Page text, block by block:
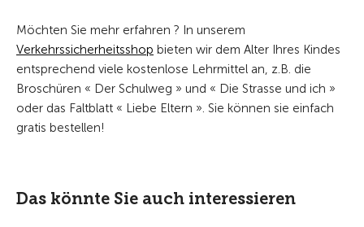
Möchten Sie mehr erfahren ? In unserem
Verkehrssicherheitsshop bieten wir dem Alter Ihres Kindes
entsprechend viele kostenlose Lehrmittel an, z.B. die
Broschüren « Der Schulweg » und « Die Strasse und ich »
oder das Faltblatt « Liebe Eltern ». Sie können sie einfach
gratis bestellen!
Das könnte Sie auch interessieren